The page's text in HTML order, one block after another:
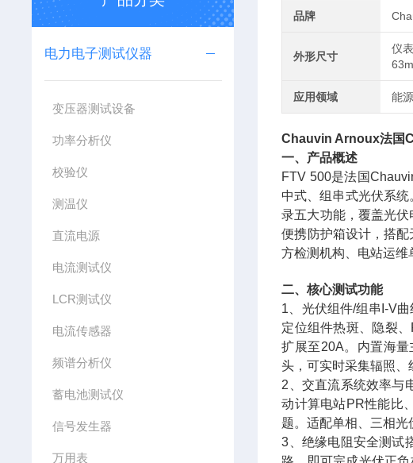
电力电子测试仪器
变压器测试设备
功率分析仪
校验仪
测温仪
直流电源
电流测试仪
LCR测试仪
电流传感器
频谱分析仪
蓄电池测试仪
信号发生器
万用表
品牌
外形尺寸
仪
应用领域 能
Chauvin Arnoux法国
一、产品概述
FTV 500是法国
中式、组串式光伏系
录五大功能，覆盖光
便携防护箱设计，搭
方检测机构、电站运维
二、核心测试功能
1、光伏组件/组串I-V
定位组件热斑、隐裂
扩展至20A。内置海
头，可实时采集辐照、
2、交直流系统效率与
动计算电站PR性能比
题。适配单相、三相光
3、绝缘电阻安全测试